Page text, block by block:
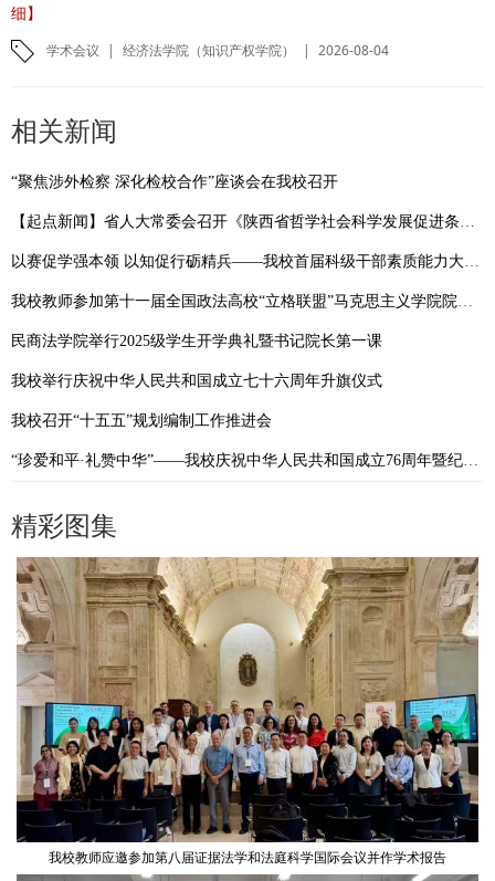
细】
学术会议 | 经济法学院（知识产权学院） | 2026-08-04
相关新闻
“聚焦涉外检察 深化检校合作”座谈会在我校召开
【起点新闻】省人大常委会召开《陕西省哲学社会科学发展促进条例》新闻发布会 我校副校长马朝琦接受采访
以赛促学强本领 以知促行砺精兵——我校首届科级干部素质能力大赛圆满落幕
我校教师参加第十一届全国政法高校“立格联盟”马克思主义学院院长论坛暨铸牢中华民族共同体意识与新时代边疆治理学术研讨会
民商法学院举行2025级学生开学典礼暨书记院长第一课
我校举行庆祝中华人民共和国成立七十六周年升旗仪式
我校召开“十五五”规划编制工作推进会
“珍爱和平·礼赞中华”——我校庆祝中华人民共和国成立76周年暨纪念抗战胜利80周年摄影作品展开展
精彩图集
我校教师应邀参加第八届证据法学和法庭科学国际会议并作学术报告